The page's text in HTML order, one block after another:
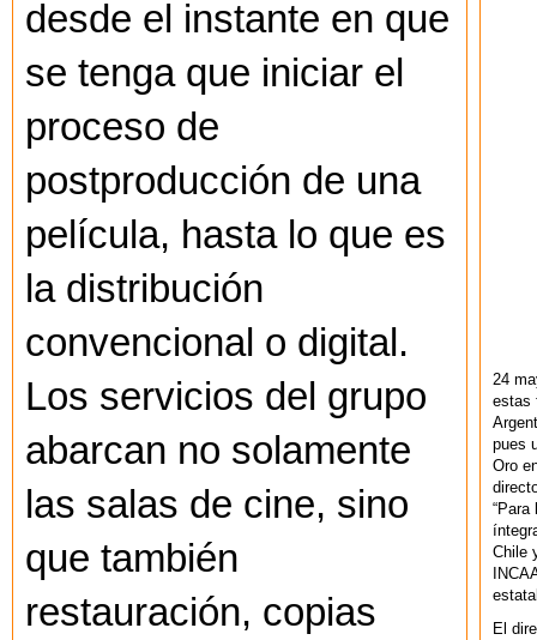
desde el instante en que
se tenga que iniciar el
proceso de
postproducción de una
película, hasta lo que es
la distribución
convencional o digital.
Los servicios del grupo
abarcan no solamente
las salas de cine, sino
que también
restauración, copias
24
estas
pues
Oro
“Para
Chile
El